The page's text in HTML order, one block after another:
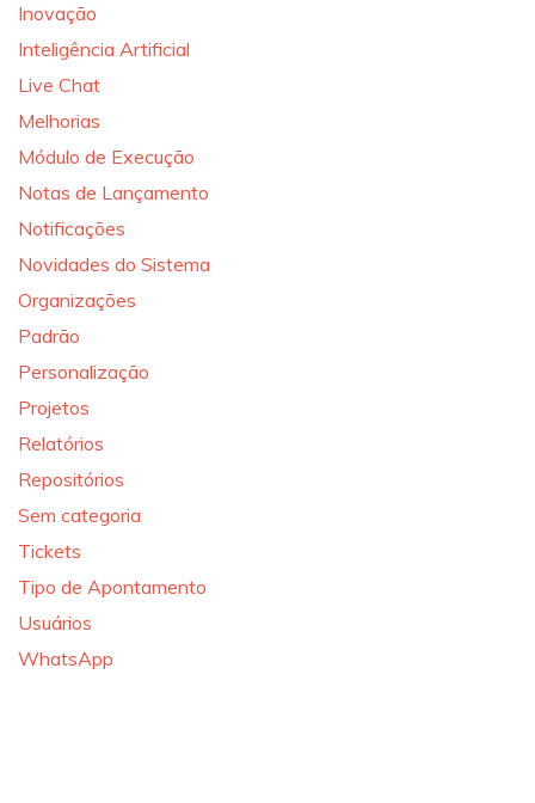
Inovação
Inteligência Artificial
Live Chat
Melhorias
Módulo de Execução
Notas de Lançamento
Notificações
Novidades do Sistema
Organizações
Padrão
Personalização
Projetos
Relatórios
Repositórios
Sem categoria
Tickets
Tipo de Apontamento
Usuários
WhatsApp